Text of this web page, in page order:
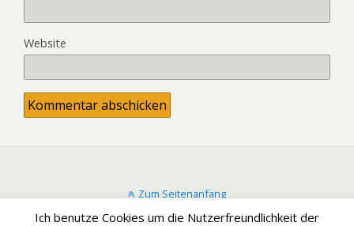
Website
Zum Seitenanfang
Ich benutze Cookies um die Nutzerfreundlichkeit der